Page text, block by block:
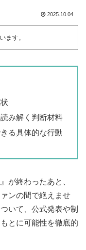
2025.10.04
ます。
み解く判断材料
る具体的な行動
が終わったあと、
ンの間で絶えませ
いて、公式発表や制
とに可能性を徹底的